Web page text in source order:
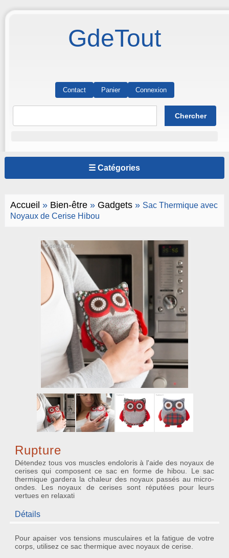
GdeTout
Contact Panier Connexion
☰ Catégories
Accueil » Bien-être» Gadgets» Sac Thermique avec
Noyaux de Cerise Hibou
Rupture
Détendez tous vos muscles endoloris à l'aide des noyaux de
cerises qui composent ce sac en forme de hibou. Le sac
thermique gardera la chaleur des noyaux passés au micro-
ondes. Les noyaux de cerises sont réputées pour leurs
vertues en relaxati
Détails
Pourapaiser vos tensions musculaires et la fatigue de votre
corps, utilisez ce sac thermique avec noyaux de cerise